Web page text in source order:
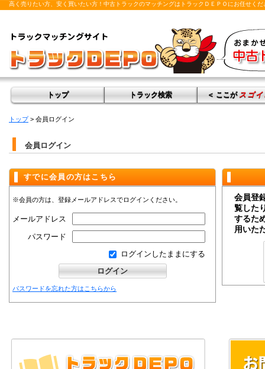
高く売りたい方、安く買いたい方！中古トラックのマッチングはトラックＤＥＰＯにお任せくだ
トップ トラック検索 ＜ ここが スゴ
トップ> 会員ログイン
会員ログイン
すでに会員の方はこちら
※会員の方は、登録メールアドレスでログインください。
メールアドレス
パスワード
ログインしたままにする
パスワードを忘れた方はこちらから
会員登
覧した
するた
用いた